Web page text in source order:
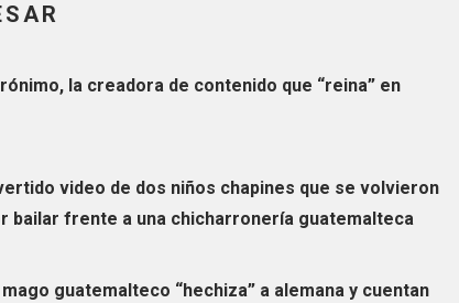
la creadora de contenido que “reina” en
video de dos niños chapines que se volvieron
bailar frente a una chicharronería guatemalteca
guatemalteco “hechiza” a alemana y cuentan